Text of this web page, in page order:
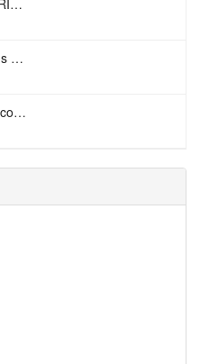
Tananai, Annalisa – STORIE BREVI
All I Want For Christmas Is You – Mariah Carey
Come Nelle Favole – Vasco Rossi